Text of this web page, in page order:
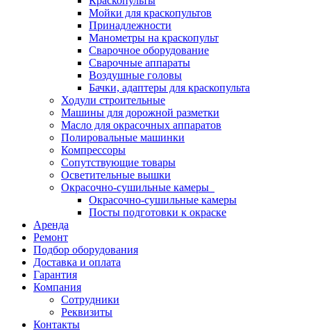
Мойки для краскопультов
Принадлежности
Манометры на краскопульт
Сварочное оборудование
Сварочные аппараты
Воздушные головы
Бачки, адаптеры для краскопульта
Ходули строительные
Машины для дорожной разметки
Масло для окрасочных аппаратов
Полировальные машинки
Компрессоры
Сопутствующие товары
Осветительные вышки
Окрасочно-сушильные камеры
Окрасочно-сушильные камеры
Посты подготовки к окраске
Аренда
Ремонт
Подбор оборудования
Доставка и оплата
Гарантия
Компания
Сотрудники
Реквизиты
Контакты